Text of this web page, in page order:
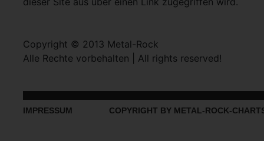
Copyright © 2013 Metal-Rock
Alle Rechte vorbehalten | All rights reserved!
IMPRESSUM COPYRIGHT BY METAL-ROCK-